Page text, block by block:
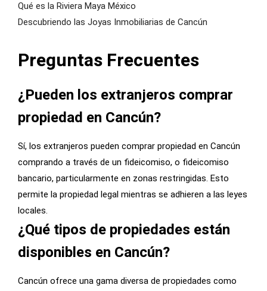
Qué es la Riviera Maya México
Descubriendo las Joyas Inmobiliarias de Cancún
Preguntas Frecuentes
¿Pueden los extranjeros comprar
propiedad en Cancún?
Sí, los extranjeros pueden comprar propiedad en Cancún
comprando a través de un fideicomiso, o fideicomiso
bancario, particularmente en zonas restringidas. Esto
permite la propiedad legal mientras se adhieren a las leyes
locales.
¿Qué tipos de propiedades están
disponibles en Cancún?
Cancún ofrece una gama diversa de propiedades como